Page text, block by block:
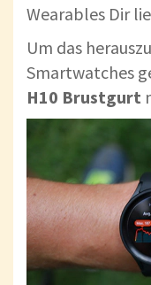
Wearables Dir
Um das
Smartwatches
H10 Brustgurt